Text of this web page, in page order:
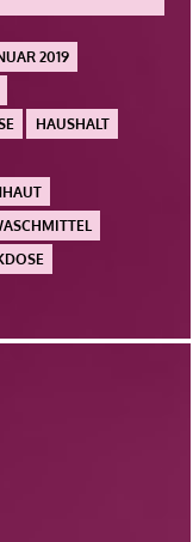
2019
HAUSHALT